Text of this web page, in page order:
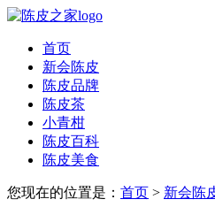
首页
新会陈皮
陈皮品牌
陈皮茶
小青柑
陈皮百科
陈皮美食
您现在的位置是： 首页 > 新会陈